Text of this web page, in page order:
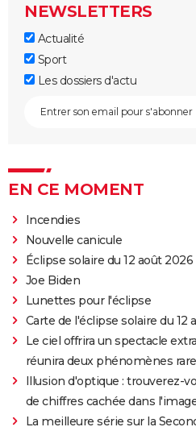
NEWSLETTERS
Actualité
Sport
Les dossiers d'actu
EN CE MOMENT
Incendies
Nouvelle canicule
Éclipse solaire du 12 août 2026
Joe Biden
Lunettes pour l'éclipse
Carte de l'éclipse solaire du 12
Le ciel offrira un spectacle
réunira deux phénomènes
Illusion d'optique : trouverez-
de chiffres cachée dans
La meilleure série sur la